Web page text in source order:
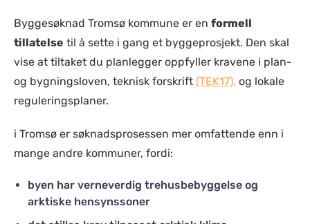
Byggesøknad Tromsø kommune er en formell
tillatelse til å sette i gang et byggeprosjekt. Den skal
vise at tiltaket du planlegger oppfyller kravene i plan-
og bygningsloven, teknisk forskrift (TEK17), og lokale
reguleringsplaner.
i Tromsø er søknadsprosessen mer omfattende enn i
mange andre kommuner, fordi:
byen har verneverdig trehusbebyggelse og
arktiske hensynssoner